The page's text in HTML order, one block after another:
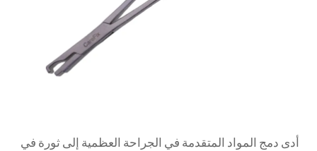
أدى دمج المواد المتقدمة في الجراحة العظمية إلى ثورة في